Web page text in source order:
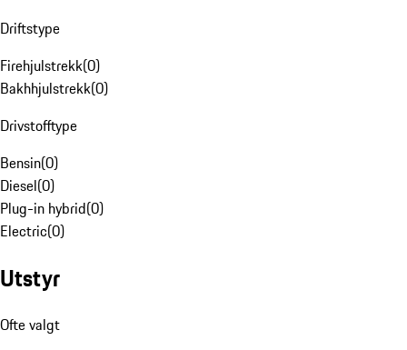
Driftstype
Firehjulstrekk(0)
Bakhhjulstrekk(0)
Drivstofftype
Bensin(0)
Diesel(0)
Plug-in hybrid(0)
Electric(0)
Utstyr
Ofte valgt